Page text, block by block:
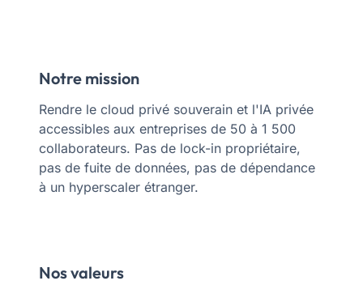
Notre mission
Rendre le cloud privé souverain et l'IA privée
accessibles aux entreprises de 50 à 1 500
collaborateurs. Pas de lock-in propriétaire,
pas de fuite de données, pas de dépendance
à un hyperscaler étranger.
Nos valeurs